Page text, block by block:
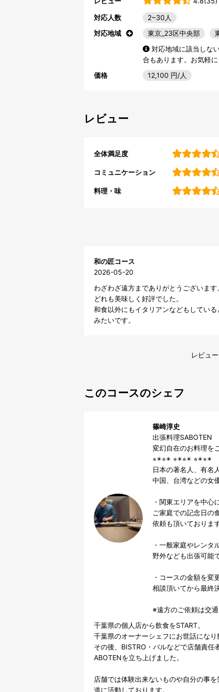
対応人数
2~30人
対応地域
東京_23区中央部
対応地域に該当しな
合もあります。お気軽
価格
12,100 円/人
レビュー
全体満足度
コミュニケーション
料理・味
和の匠コース
2026-05-20
わざわざ遠方までありがとうございます
どれも美味しく好評でした。
和食以外にもイタリアンなどもしてい
みたいです。
レビュ
このコースのシェフ
篠崎淳史
出張料理SABOTEN
変幻自在のお料理を
⭐︎✴︎⭐︎✴︎ ⭐︎✴︎⭐︎✴︎ ⭐︎✴︎⭐︎✴︎
日本の著名人、有名
中国、台湾などの女
・関東エリアを中心
ご家庭での記念日の
依頼も頂いておりま
・一般家庭やレンタ
野外なども出張可能
・コースの金額を変
相談頂いてから最終
千葉県の個人店から飲食をSTART。
千葉県のオーナーシェフにお世話にな
その後、BISTRO・バルなどで店舗責
ABOTENを立ち上げました。
店舗では体験出来ないものや自分の事
道に活動しております。